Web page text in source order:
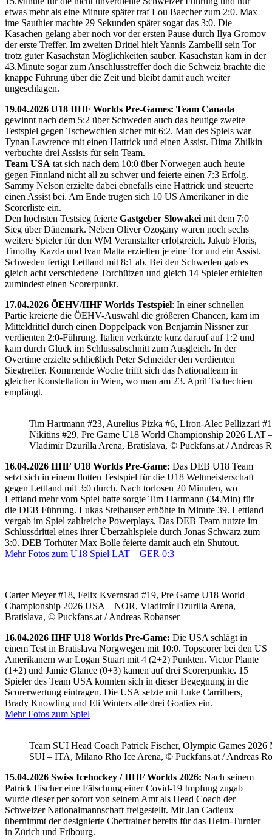
etwas mehr als eine Minute später traf Lou Baecher zum 2:0. Max
ime Sauthier machte 29 Sekunden später sogar das 3:0. Die
Kasachen gelang aber noch vor der ersten Pause durch Ilya Gromov
der erste Treffer. Im zweiten Drittel hielt Yannis Zambelli sein Tor
trotz guter Kasachstan Möglichkeiten sauber. Kasachstan kam in der
43.Minute sogar zum Anschlusstreffer doch die Schweiz brachte die
knappe Führung über die Zeit und bleibt damit auch weiter
ungeschlagen.
19.04.2026 U18 IIHF Worlds Pre-Games: Team Canada
gewinnt nach dem 5:2 über Schweden auch das heutige zweite
Testspiel gegen Tschewchien sicher mit 6:2. Man des Spiels war
Tynan Lawrence mit einen Hattrick und einen Assist. Dima Zhilkin
verbuchte drei Assists für sein Team.
Team USA tat sich nach dem 10:0 über Norwegen auch heute
gegen Finnland nicht all zu schwer und feierte einen 7:3 Erfolg.
Sammy Nelson erzielte dabei ebnefalls eine Hattrick und steuerte
einen Assist bei. Am Ende trugen sich 10 US Amerikaner in die
Scorerliste ein.
Den höchsten Testsieg feierte Gastgeber Slowakei mit dem 7:0
Sieg über Dänemark. Neben Oliver Ozogany waren noch sechs
weitere Spieler für den WM Veranstalter erfolgreich. Jakub Floris,
Timothy Kazda und Ivan Matta erzielten je eine Tor und ein Assist.
Schweden fertigt Lettland mit 8:1 ab. Bei den Schweden gab es
gleich acht verschiedene Torchützen und gleich 14 Spieler erhielten
zumindest einen Scorerpunkt.
17.04.2026 ÖEHV/IIHF Worlds Testspiel: In einer schnellen
Partie kreierte die ÖEHV-Auswahl die größeren Chancen, kam im
Mitteldrittel durch einen Doppelpack von Benjamin Nissner zur
verdienten 2:0-Führung. Italien verkürzte kurz darauf auf 1:2 und
kam durch Glück im Schlussabschnitt zum Ausgleich. In der
Overtime erzielte schließlich Peter Schneider den verdienten
Siegtreffer. Kommende Woche trifft sich das Nationalteam in
gleicher Konstellation in Wien, wo man am 23. April Tschechien
empfängt.
Tim Hartmann #23, Aurelius Pizka #6, Liron-Alec Pellizzari
Nikitins #29, Pre Game U18 World Championship 2026 LAT
Vladimír Dzurilla Arena, Bratislava, © Puckfans.at / Andreas
16.04.2026 IIHF U18 Worlds Pre-Game: Das DEB U18 Team
setzt sich in einem flotten Testspiel für die U18 Weltmeisterschaft
gegen Lettland mit 3:0 durch. Nach torlosen 20 Minuten, wo
Lettland mehr vom Spiel hatte sorgte Tim Hartmann (34.Min) für
die DEB Führung. Lukas Steihauser erhöhte in Minute 39. Lettland
vergab im Spiel zahlreiche Powerplays, Das DEB Team nutzte im
Schlussdrittel eines ihrer Überzahlspiele durch Jonas Schwarz zum
3:0. DEB Torhüter Max Bolle feierte damit auch ein Shutout.
Mehr Fotos zum U18 Spiel LAT – GER 0:3
Carter Meyer #18, Felix Kvernstad #19, Pre Game U18 World
Championship 2026 USA – NOR, Vladimír Dzurilla Arena,
Bratislava, © Puckfans.at / Andreas Robanser
16.04.2026 IIHF U18 Worlds Pre-Game: Die USA schlägt in
einem Test in Bratislava Norgwegen mit 10:0. Topscorer bei den US
Amerikanern war Logan Stuart mit 4 (2+2) Punkten. Victor Plante
(1+2) und Jamie Glance (0+3) kamen auf drei Scorerpunkte. 15
Spieler des Team USA konnten sich in dieser Begegnung in die
Scorerwertung eintragen. Die USA setzte mit Luke Carrithers,
Brady Knowling und Eli Winters alle drei Goalies ein.
Mehr Fotos zum Spiel
Team SUI Head Coach Patrick Fischer, Olympic Games 2026
SUI – ITA, Milano Rho Ice Arena, © Puckfans.at / Andreas
15.04.2026 Swiss Icehockey / IIHF Worlds 2026: Nach seinem
Patrick Fischer eine Fälschung einer Covid-19 Impfung zugab
wurde dieser per sofort von seinem Amt als Head Coach der
Schweizer Nationalmannschaft freigestellt. Mit Jan Cadieux
übernimmt der designierte Cheftrainer bereits für das Heim-Turnier
in Zürich und Fribourg.